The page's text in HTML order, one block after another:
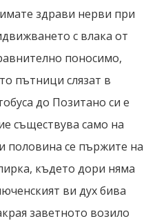
здрави нерви при
с влака от
поносимо,
пътници слязат в
до Позитано си е
съществува само на
половина се пържите на
където дори няма
ви дух бива
заветното возило